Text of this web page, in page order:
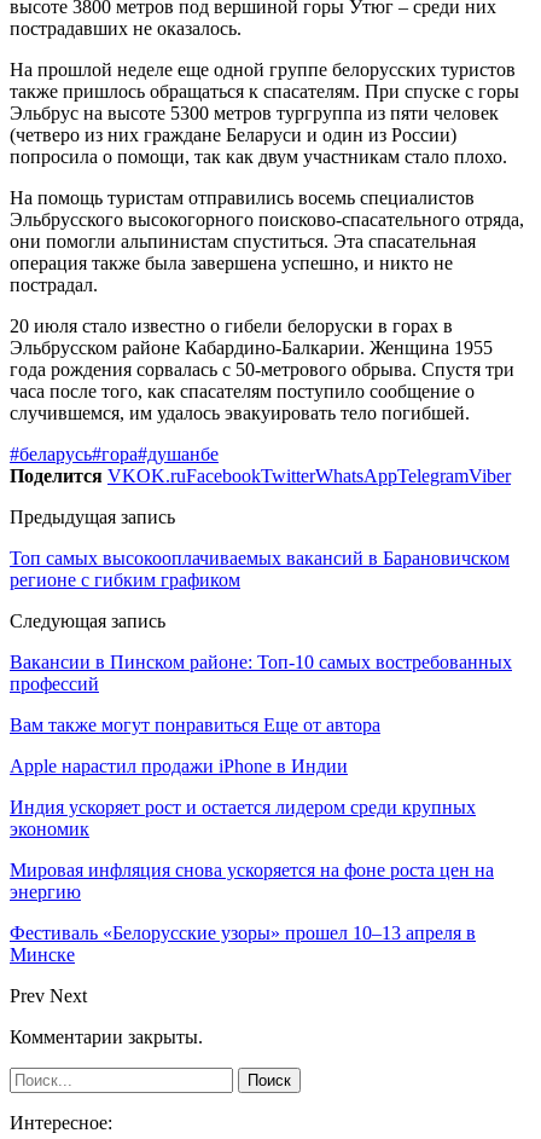
высоте 3800 метров под вершиной горы Утюг – среди них
пострадавших не оказалось.
На прошлой неделе еще одной группе белорусских туристов
также пришлось обращаться к спасателям. При спуске с горы
Эльбрус на высоте 5300 метров тургруппа из пяти человек
(четверо из них граждане Беларуси и один из России)
попросила о помощи, так как двум участникам стало плохо.
На помощь туристам отправились восемь специалистов
Эльбрусского высокогорного поисково-спасательного отряда,
они помогли альпинистам спуститься. Эта спасательная
операция также была завершена успешно, и никто не
пострадал.
20 июля стало известно о гибели белоруски в горах в
Эльбрусском районе Кабардино-Балкарии. Женщина 1955
года рождения сорвалась с 50-метрового обрыва. Спустя три
часа после того, как спасателям поступило сообщение о
случившемся, им удалось эвакуировать тело погибшей.
#беларусь#гора#душанбе
Поделится VKOK.ruFacebookTwitterWhatsAppTelegramViber
Предыдущая запись
Топ самых высокооплачиваемых вакансий в Барановичском
регионе с гибким графиком
Следующая запись
Вакансии в Пинском районе: Топ-10 самых востребованных
профессий
Вам также могут понравиться Еще от автора
Apple нарастил продажи iPhone в Индии
Индия ускоряет рост и остается лидером среди крупных
экономик
Мировая инфляция снова ускоряется на фоне роста цен на
энергию
Фестиваль «Белорусские узоры» прошел 10–13 апреля в
Минске
Prev Next
Комментарии закрыты.
Интересное: